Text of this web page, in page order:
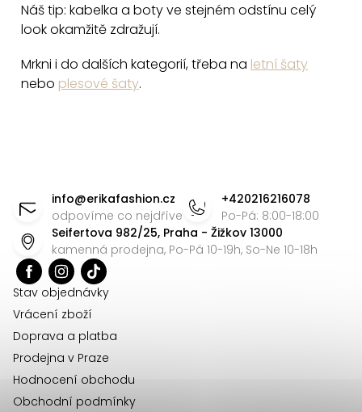
Náš tip: kabelka a boty ve stejném odstínu celý
look okamžitě zdražují.
Mrkni i do dalších kategorií, třeba na letní šaty
nebo plesové šaty.
info@erikafashion.cz
odpovíme co nejdříve
+420216216078
Po-Pá: 8:00-18:00
Seifertova 982/25, Praha - Žižkov 13000
kamenná prodejna, Po-Pá 10-19h, So-Ne 10-18h
Stav objednávky
Vrácení zboží
Doprava a platba
Prodejna v Praze
Hodnocení obchodu
Obchodní podmínky